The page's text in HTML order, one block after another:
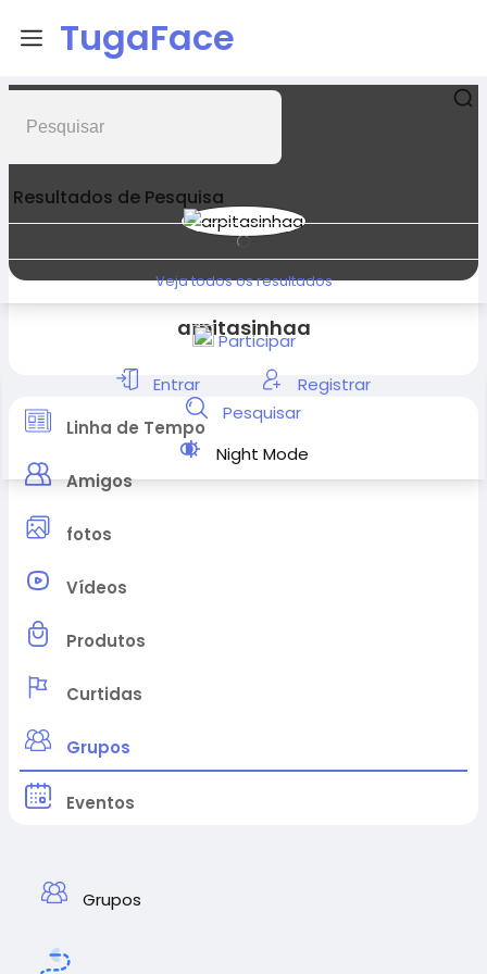
TugaFace
Resultados de Pesquisa
Veja todos os resultados
Participar
Entrar
Registrar
Pesquisar
Night Mode
arpitasinhaa
Linha de Tempo
Amigos
fotos
Vídeos
Produtos
Curtidas
Grupos
Eventos
Grupos